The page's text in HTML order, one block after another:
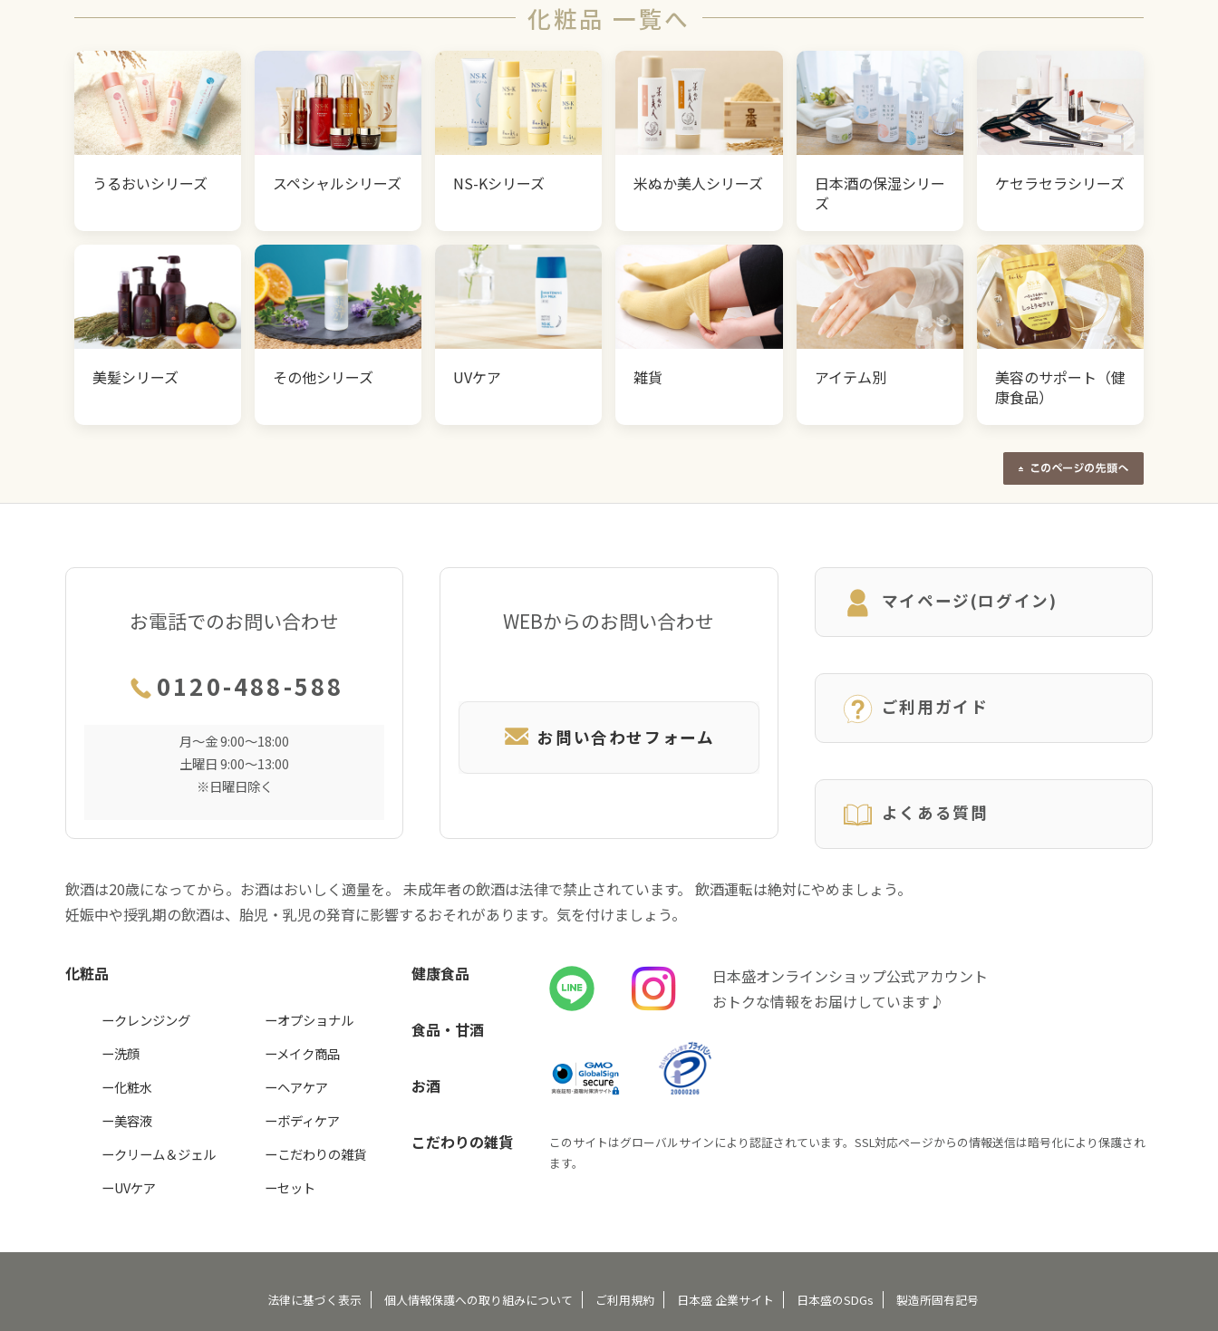
化粧品 一覧へ
うるおいシリーズ スペシャルシリーズ NS-Kシリーズ 米ぬか美人シリーズ
日本酒の保湿シリー
ズ
ケセラセラシリーズ
美髪シリーズ その他シリーズ UVケア 雑貨 アイテム別
美容のサポート（健
康食品）
お電話でのお問い合わせ
0120-488-588
月〜金 9:00〜18:00
土曜日 9:00〜13:00
※日曜日除く
WEBからのお問い合わせ
お問い合わせフォーム
マイページ(ログイン)
ご利用ガイド
よくある質問
飲酒は20歳になってから。お酒はおいしく適量を。 未成年者の飲酒は法律で禁止されています。 飲酒運転は絶対にやめましょう。
妊娠中や授乳期の飲酒は、胎児・乳児の発育に影響するおそれがあります。気を付けましょう。
化粧品
ークレンジング
ー洗顔
ー化粧水
ー美容液
ークリーム＆ジェル
ーUVケア
ーオプショナル
ーメイク商品
ーヘアケア
ーボディケア
ーこだわりの雑貨
ーセット
健康食品
食品・甘酒
お酒
こだわりの雑貨
日本盛オンラインショップ公式アカウント
おトクな情報をお届けしています♪
このサイトはグローバルサインにより認証されています。SSL対応ページからの情報送信は暗号化により保護され
ます。
法律に基づく表示 個人情報保護への取り組みについて ご利用規約 日本盛 企業サイト 日本盛のSDGs 製造所固有記号